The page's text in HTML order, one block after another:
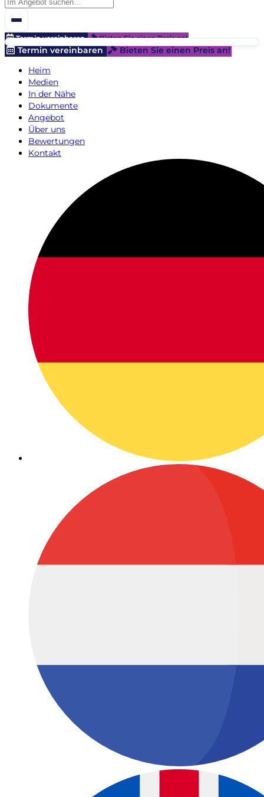
Termin vereinbaren Bieten Sie einen Preis an!
Termin vereinbaren
Bieten Sie einen Preis an!
Heim
Medien
In der Nähe
Dokumente
Angebot
Über uns
Bewertungen
Kontakt